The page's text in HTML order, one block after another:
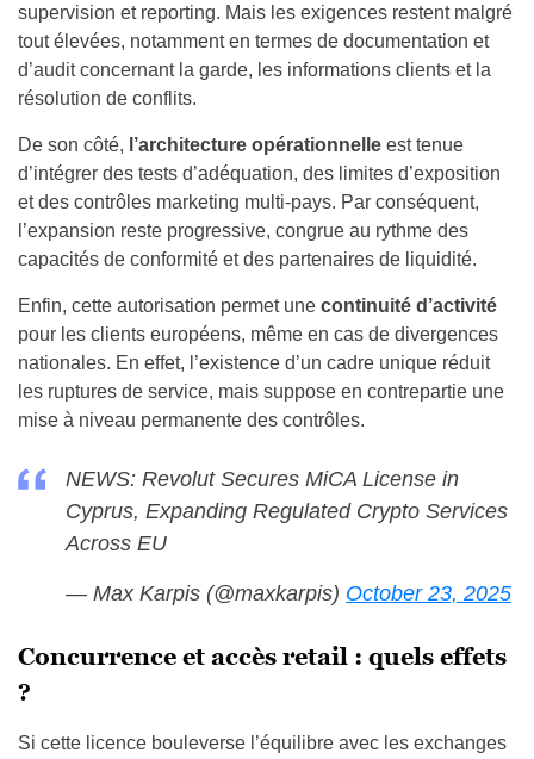
supervision et reporting. Mais les exigences restent malgré
tout élevées, notamment en termes de documentation et
d’audit concernant la garde, les informations clients et la
résolution de conflits.
De son côté, l’architecture opérationnelle est tenue
d’intégrer des tests d’adéquation, des limites d’exposition
et des contrôles marketing multi-pays. Par conséquent,
l’expansion reste progressive, congrue au rythme des
capacités de conformité et des partenaires de liquidité.
Enfin, cette autorisation permet une continuité d’activité
pour les clients européens, même en cas de divergences
nationales. En effet, l’existence d’un cadre unique réduit
les ruptures de service, mais suppose en contrepartie une
mise à niveau permanente des contrôles.
NEWS: Revolut Secures MiCA License in
Cyprus, Expanding Regulated Crypto Services
Across EU
— Max Karpis (@maxkarpis) October 23, 2025
Concurrence et accès retail : quels effets
?
Si cette licence bouleverse l’équilibre avec les exchanges